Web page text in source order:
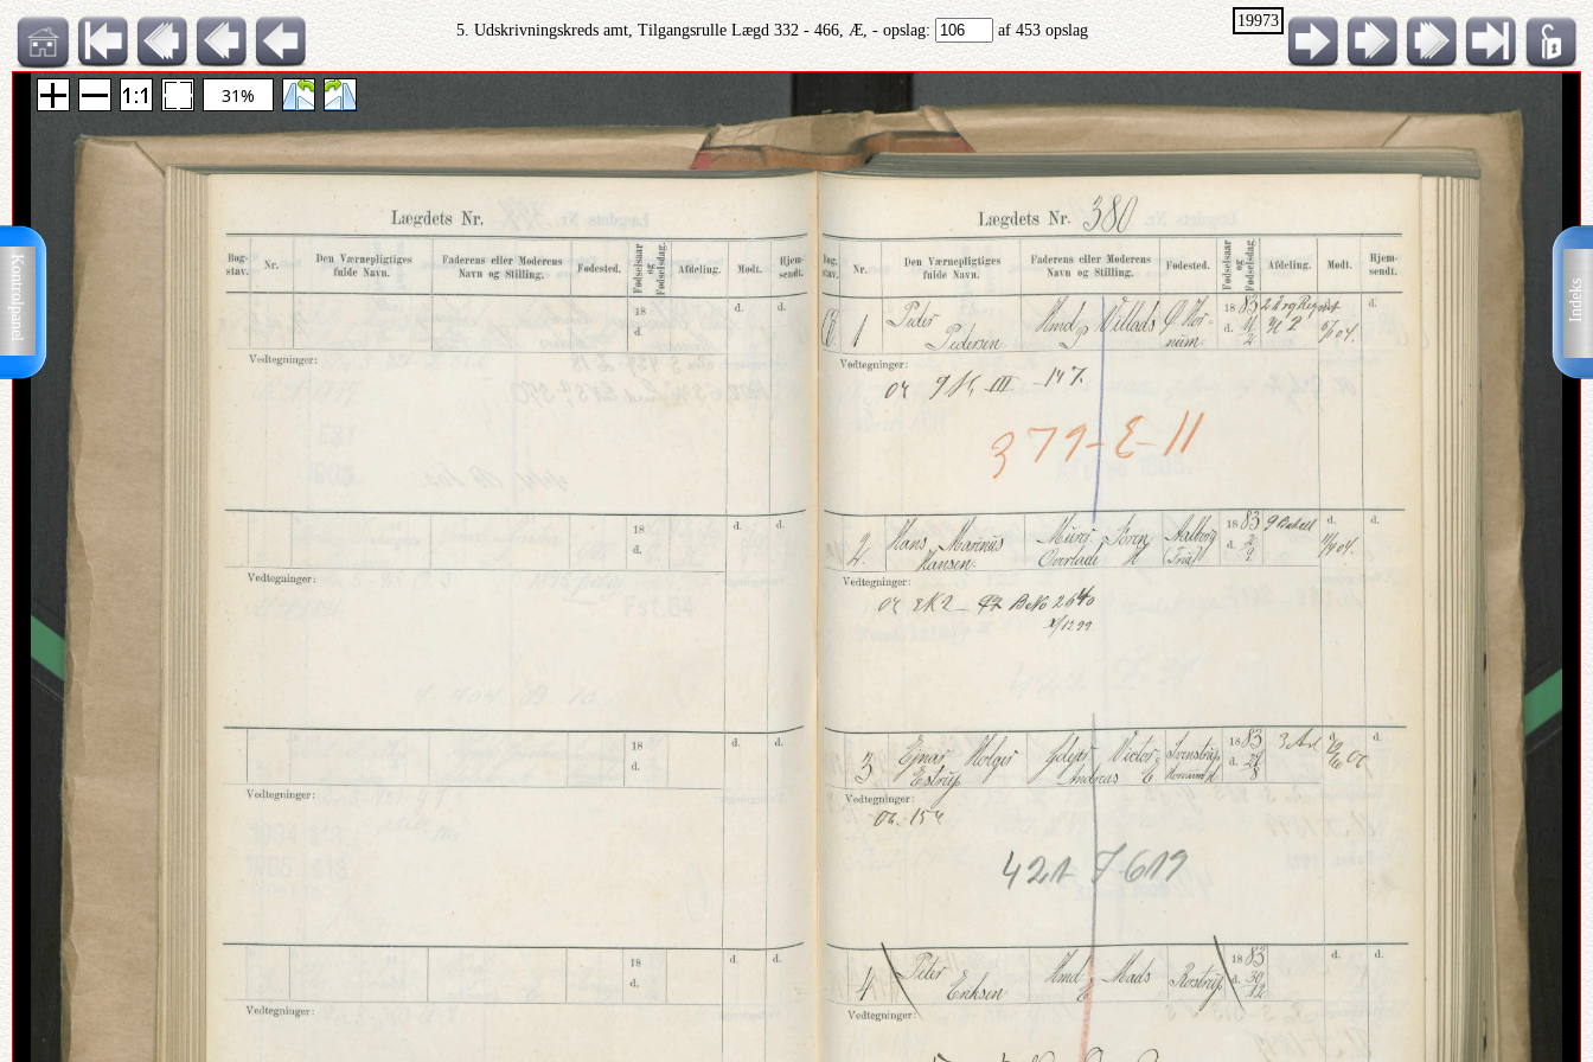
Indeks
Kontrolpanel
19973
5. Udskrivningskreds amt, Tilgangsrulle Lægd 332 - 466, Æ, - opslag: af 453 opslag
31%